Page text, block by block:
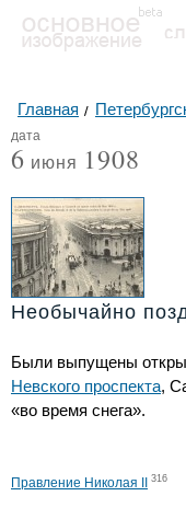
Главная
дата
6 июня 1908
Необычайно
Были выпущены
Невского проспекта,
«во время снега».
Правление Николая II 316